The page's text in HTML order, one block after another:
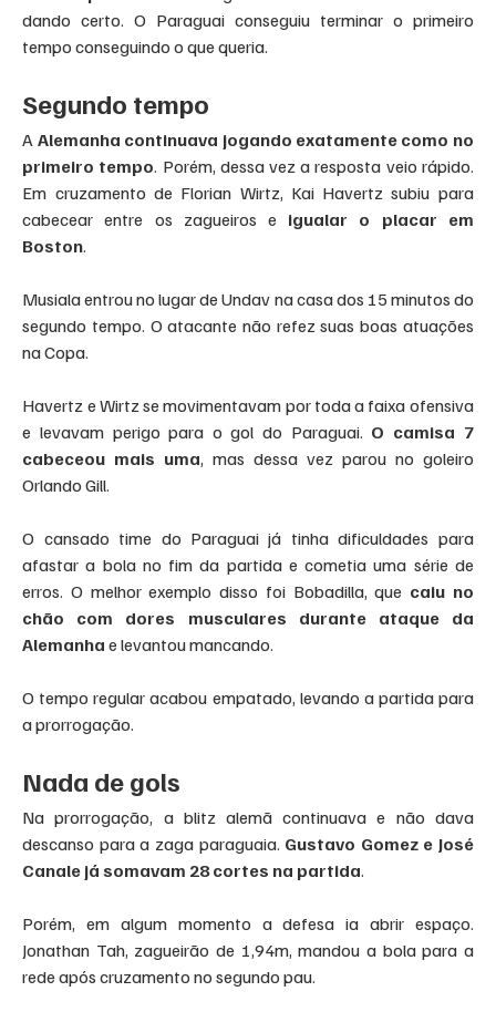
dando certo. O Paraguai conseguiu terminar o primeiro
tempo conseguindo o que queria.
Segundo tempo
A Alemanha continuava jogando exatamente como no
primeiro tempo. Porém, dessa vez a resposta veio rápido.
Em cruzamento de Florian Wirtz, Kai Havertz subiu para
cabecear entre os zagueiros e igualar o placar em
Boston.
Musiala entrou no lugar de Undav na casa dos 15 minutos do
segundo tempo. O atacante não refez suas boas atuações
na Copa.
Havertz e Wirtz se movimentavam por toda a faixa ofensiva
e levavam perigo para o gol do Paraguai. O camisa 7
cabeceou mais uma, mas dessa vez parou no goleiro
Orlando Gill.
O cansado time do Paraguai já tinha dificuldades para
afastar a bola no fim da partida e cometia uma série de
erros. O melhor exemplo disso foi Bobadilla, que caiu no
chão com dores musculares durante ataque da
Alemanha e levantou mancando.
O tempo regular acabou empatado, levando a partida para
a prorrogação.
Nada de gols
Na prorrogação, a blitz alemã continuava e não dava
descanso para a zaga paraguaia. Gustavo Gomez e José
Canale já somavam 28 cortes na partida.
Porém, em algum momento a defesa ia abrir espaço.
Jonathan Tah, zagueirão de 1,94m, mandou a bola para a
rede após cruzamento no segundo pau.